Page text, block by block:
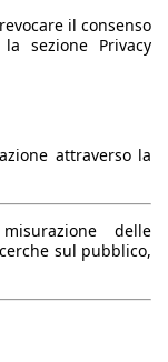
il consenso
sezione Privacy
attraverso la
delle
sul pubblico,